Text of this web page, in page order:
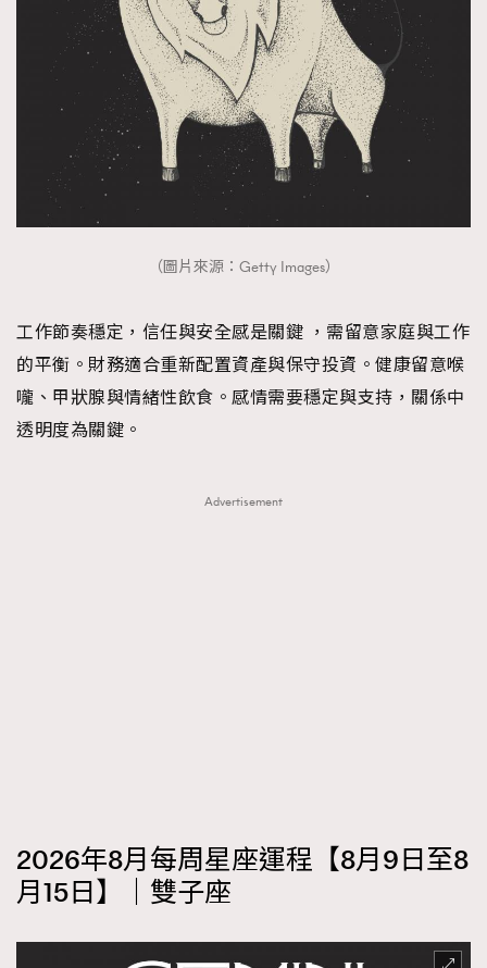
（圖片來源：Getty Images）
工作節奏穩定，信任與安全感是關鍵 ，需留意家庭與工作
的平衡。財務適合重新配置資產與保守投資。健康留意喉
嚨、甲狀腺與情緒性飲食。感情需要穩定與支持，關係中
透明度為關鍵。
Advertisement
2026年8月每周星座運程【8月9日至8
月15日】｜雙子座